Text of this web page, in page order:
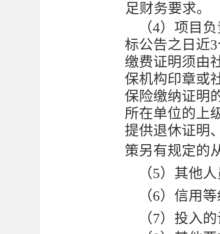
足财务要求。
（4）项目
标公告之日近
缴费证明须由
保机构印章或
保险缴纳证明
所在单位的上
提供退休证明
策另有规定的
（5）其他
（6）信用
（7）投入